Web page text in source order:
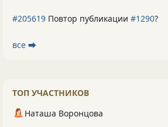
#205619 Повтор публикации #1290?
все ⮕
ТОП УЧАСТНИКОВ
Наташа Воронцова